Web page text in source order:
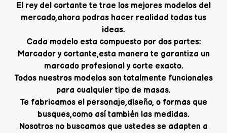
El rey del cortante te trae los mejores modelos del
mercado,ahora podras hacer realidad todas tus
ideas.
Cada modelo esta compuesto por dos partes:
Marcador y cortante,esta manera te garantiza un
marcado profesional y corte exacto.
Todos nuestros modelos son totalmente funcionales
para cualquier tipo de masas.
Te fabricamos el personaje,diseño, o formas que
busques,como así también las medidas.
Nosotros no buscamos que ustedes se adapten a